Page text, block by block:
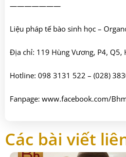
———————
Liệu pháp tế bào sinh học –
Địa chỉ: 119 Hùng Vương, P4, Q5,
Hotline: 098 3131 522 – (028)
Fanpage: www.facebook.com/
Các bài viết